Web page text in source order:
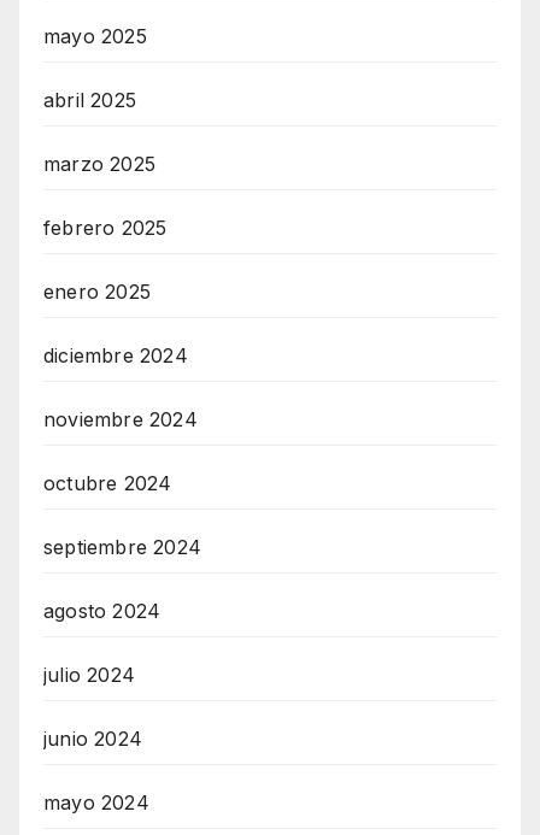
mayo 2025
abril 2025
marzo 2025
febrero 2025
enero 2025
diciembre 2024
noviembre 2024
octubre 2024
septiembre 2024
agosto 2024
julio 2024
junio 2024
mayo 2024